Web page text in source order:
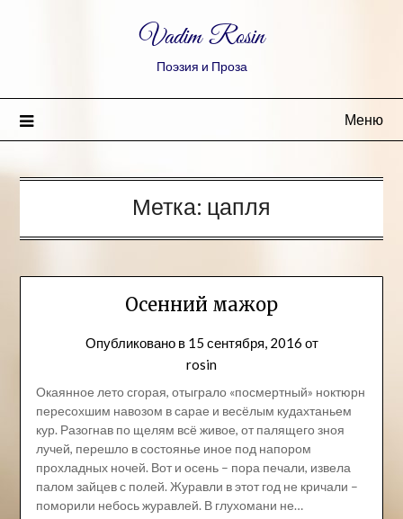
Vadim Rosin
Поэзия и Проза
Меню
Метка: цапля
Осенний мажор
Опубликовано в 15 сентября, 2016 от
rosin
Окаянное лето сгорая, отыграло «посмертный» ноктюрн
пересохшим навозом в сарае и весёлым кудахтаньем
кур. Разогнав по щелям всё живое, от палящего зноя
лучей, перешло в состоянье иное под напором
прохладных ночей. Вот и осень – пора печали, извела
палом зайцев с полей. Журавли в этот год не кричали –
поморили небось журавлей. В глухомани не…